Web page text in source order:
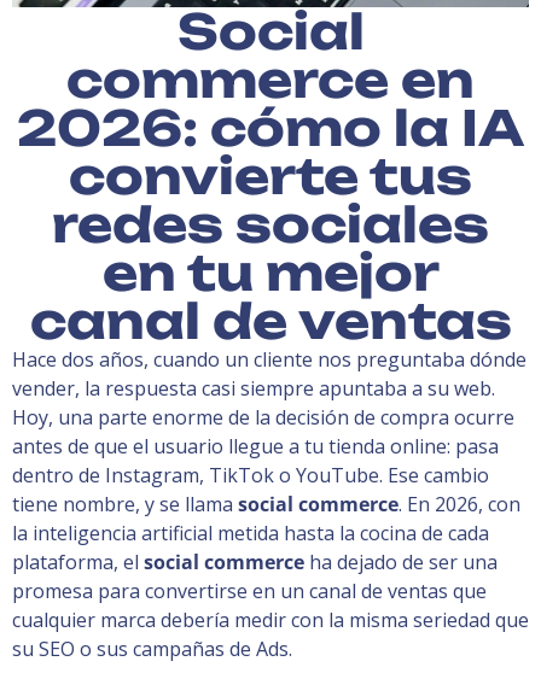
Social
commerce en
2026: cómo la IA
convierte tus
redes sociales
en tu mejor
canal de ventas
Hace dos años, cuando un cliente nos preguntaba dónde
vender, la respuesta casi siempre apuntaba a su web.
Hoy, una parte enorme de la decisión de compra ocurre
antes de que el usuario llegue a tu tienda online: pasa
dentro de Instagram, TikTok o YouTube. Ese cambio
tiene nombre, y se llama social commerce. En 2026, con
la inteligencia artificial metida hasta la cocina de cada
plataforma, el social commerce ha dejado de ser una
promesa para convertirse en un canal de ventas que
cualquier marca debería medir con la misma seriedad que
su SEO o sus campañas de Ads.